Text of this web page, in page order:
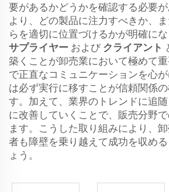
要があるかどうかを確認する必要
より、どの製品に注力すべきか、
らを適切に位置づけるかが明確にな
サプライヤー および クライアント
築くことが卸売業において極めて
で正直なコミュニケーションを心
は必ず実行に移すことが信頼関係
す。加えて、業界のトレンドに追
に改善していくことで、販売分野
ます。こうした取り組みにより、
者も障壁を乗り越えて成功を収め
ょう。